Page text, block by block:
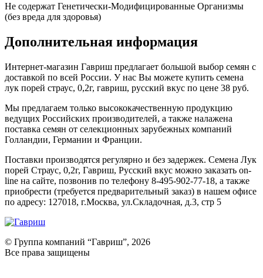
Не содержат Генетически-Модифицированные Организмы
(без вреда для здоровья)
Дополнительная информация
Интернет-магазин Гавриш предлагает большой выбор семян с
доставкой по всей России. У нас Вы можете купить семена
лук порей страус, 0,2г, гавриш, русский вкус по цене 38 руб.
Мы предлагаем только высококачественную продукцию
ведущих Российских производителей, а также налажена
поставка семян от селекционных зарубежных компаний
Голландии, Германии и Франции.
Поставки производятся регулярно и без задержек. Семена Лук
порей Страус, 0,2г, Гавриш, Русский вкус можно заказать on-
line на сайте, позвонив по телефону 8-495-902-77-18, а также
приобрести (требуется предварительный заказ) в нашем офисе
по адресу: 127018, г.Москва, ул.Складочная, д.3, стр 5
© Группа компаний “Гавриш”, 2026
Все права защищены